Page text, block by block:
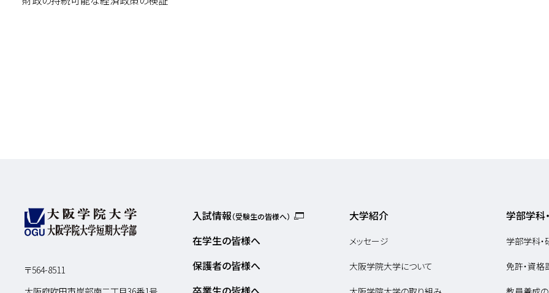
〒564-8511
入試情報（受験生の皆様へ）
在学生の皆様へ
保護者の皆様へ
大学紹介
メッセージ
大阪学院大学について
学部学科
学部学科
免許・資格